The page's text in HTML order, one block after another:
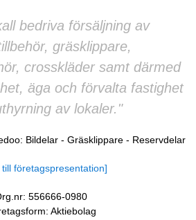
bedriva försäljning av
gräsklippare,
crosskläder samt därmed
äga och förvalta fastighet
av lokaler."
Bildelar - Gräsklippare - Reservdelar
till företagspresentation]
556666-0980
Aktiebolag